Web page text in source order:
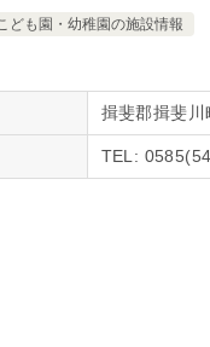
ども園・幼稚園の施設情報
揖斐郡揖斐川
TEL: